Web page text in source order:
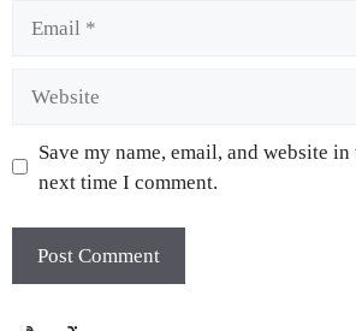
Save my name, email, and website
next time I comment.